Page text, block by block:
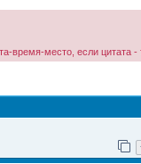
время-место, если цитата -